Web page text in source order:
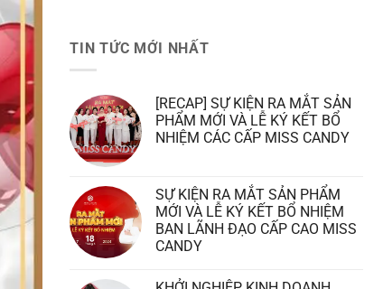
TIN TỨC MỚI NHẤT
[RECAP] SỰ KIỆN RA MẮT SẢN
PHẨM MỚI VÀ LỄ KÝ KẾT BỔ
NHIỆM CÁC CẤP MISS CANDY
SỰ KIỆN RA MẮT SẢN PHẨM
MỚI VÀ LỄ KÝ KẾT BỔ NHIỆM
BAN LÃNH ĐẠO CẤP CAO MISS
CANDY